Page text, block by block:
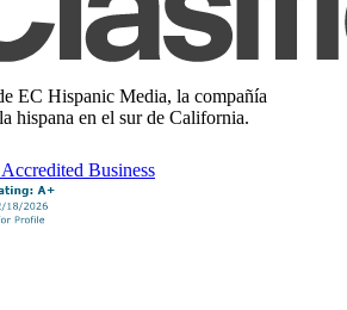
EC Hispanic Media, la compañía
hispana en el sur de California.
Business